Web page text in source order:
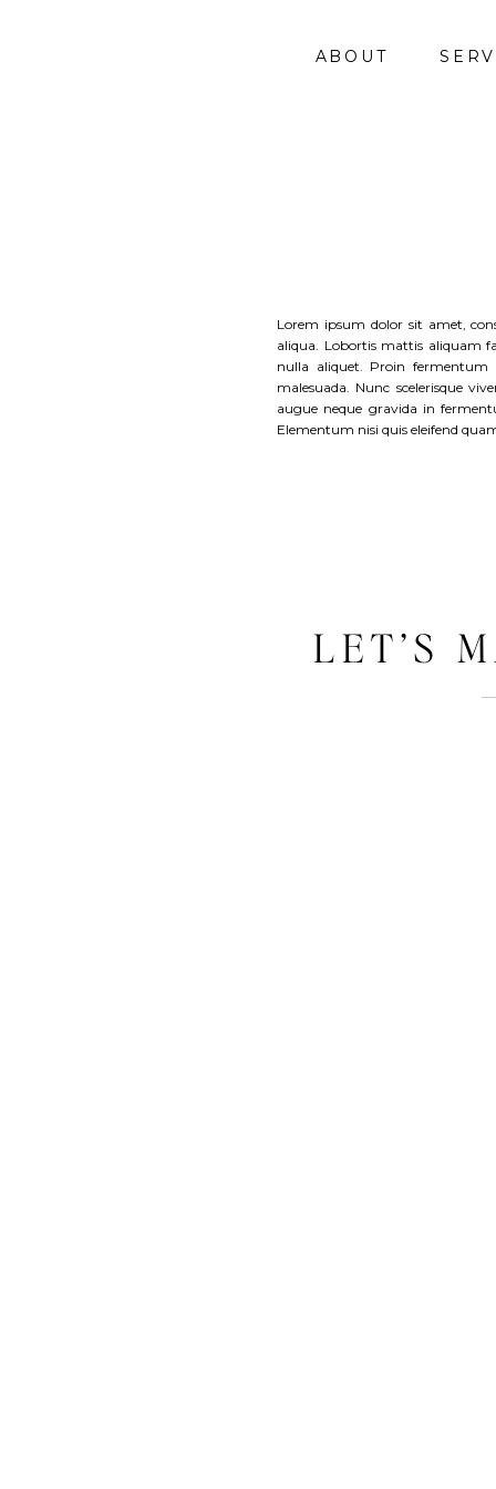
ABOUT
Lorem ipsum dolor sit amet,
aliqua. Lobortis mattis aliquam
nulla aliquet. Proin fermentum
malesuada. Nunc scelerisque
augue neque gravida in
Elementum nisi quis eleifend
LET’S